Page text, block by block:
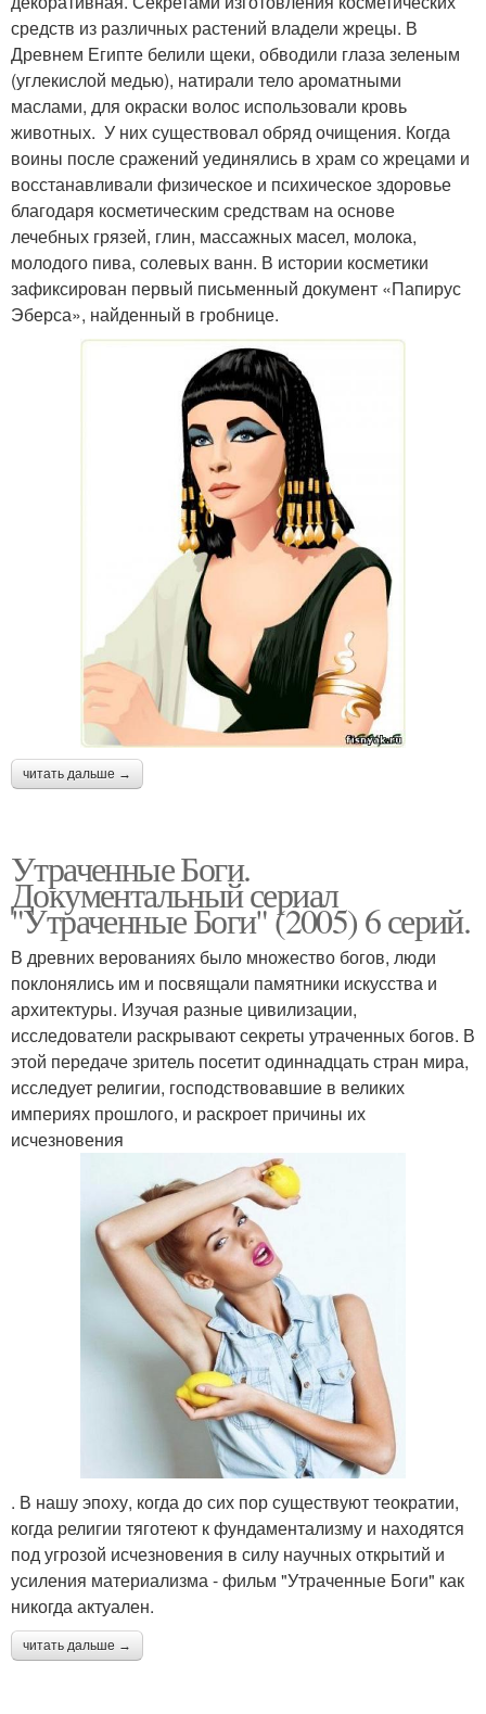
средств из различных растений владели жрецы. В
Древнем Египте белили щеки, обводили глаза зеленым
(углекислой медью), натирали тело ароматными
маслами, для окраски волос использовали кровь
животных. У них существовал обряд очищения. Когда
воины после сражений уединялись в храм со жрецами и
восстанавливали физическое и психическое здоровье
благодаря косметическим средствам на основе
лечебных грязей, глин, массажных масел, молока,
молодого пива, солевых ванн. В истории косметики
зафиксирован первый письменный документ «Папирус
Эберса», найденный в гробнице.
читать дальше →
Утраченные Боги.
Документальный сериал
"Утраченные Боги" (2005) 6 серий.
В древних верованиях было множество богов, люди
поклонялись им и посвящали памятники искусства и
архитектуры. Изучая разные цивилизации,
исследователи раскрывают секреты утраченных богов. В
этой передаче зритель посетит одиннадцать стран мира,
исследует религии, господствовавшие в великих
империях прошлого, и раскроет причины их
исчезновения
. В нашу эпоху, когда до сих пор существуют теократии,
когда религии тяготеют к фундаментализму и находятся
под угрозой исчезновения в силу научных открытий и
усиления материализма - фильм "Утраченные Боги" как
никогда актуален.
читать дальше →